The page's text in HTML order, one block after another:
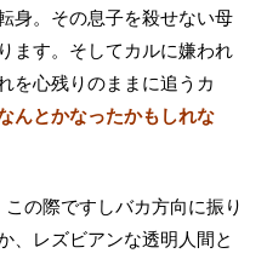
身。その息子を殺せない母
ます。そしてカルに嫌われ
を心残りのままに追うカ
んとかなったかもしれな
の際ですしバカ方向に振り
、レズビアンな透明人間と